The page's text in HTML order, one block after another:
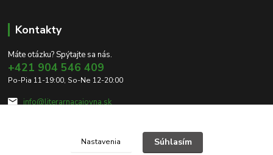
Kontakty
Máte otázku? Spýtajte sa nás.
+421 904 546 409
Po-Pia 11-19:00, So-Ne 12-20:00
info@literarnacajovna.sk
Nastavenia Súhlasím